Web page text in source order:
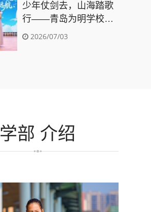
少年仗剑去，山海踏歌
行——青岛为明学校
2026届初三毕业典礼圆
2026/07/03
学部 介绍